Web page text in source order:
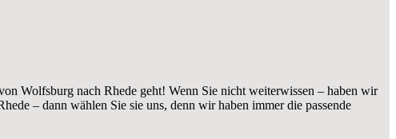
Wolfsburg nach Rhede geht! Wenn Sie nicht weiterwissen – haben wir
– dann wählen Sie sie uns, denn wir haben immer die passende